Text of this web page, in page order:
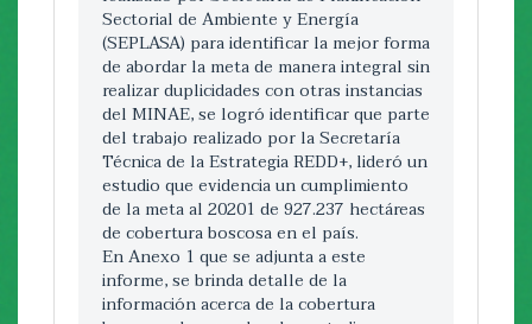
Sectorial de Ambiente y Energía
(SEPLASA) para identificar la mejor forma
de abordar la meta de manera integral sin
realizar duplicidades con otras instancias
del MINAE, se logró identificar que parte
del trabajo realizado por la Secretaría
Técnica de la Estrategia REDD+, lideró un
estudio que evidencia un cumplimiento
de la meta al 20201 de 927.237 hectáreas
de cobertura boscosa en el país.
En Anexo 1 que se adjunta a este
informe, se brinda detalle de la
información acerca de la cobertura
restauración ecológica, como el aporte
de Fonafifo en cantidad de hectáreas
contratadas en el PPSA en las actividaes
de reforestación, SAF y regeneración
natural
INSTITUCION DE FINANCIAMIENTO
FUENTES DE VERIFICACIÓN
fonafifo_m10_evidencia.pdf
gepsa-territoriosindigenas.pdf
mg3_informe_pais_restauracion_de_paisajes.pdf
de las cuencas prioritarias. 11b.
Porcentaje de aumento en la
productividad de cultivos y ganadería
dentro de las cuencas prioritarias.
11c.Número de obras de conservación de
s
Descripción:
Se ha venido realizando esfuerzos a nivel
país coordinando de manera
intersectorial para generar iniciativas que
contribuyan a evitar la degradación de la
tierra en tres cuencas prioritarias: Jesús
María, Barranca y Tárcoles.